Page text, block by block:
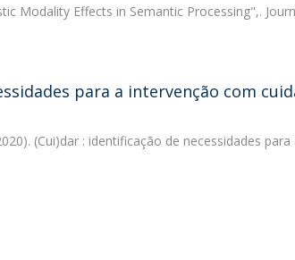
Modality Effects in Semantic Processing",.
para a intervenção com
(Cui)dar : identificação de necessidades